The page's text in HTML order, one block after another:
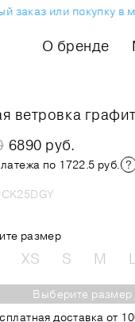
или покупку в
О бренде
ветровка
6890 руб.
по 1722.5 руб.
размер
XS S M L
Выберите размер
доставка от